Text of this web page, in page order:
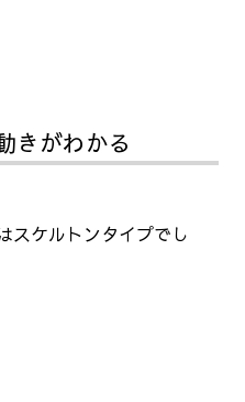
きがわかる
スケルトンタイプでし